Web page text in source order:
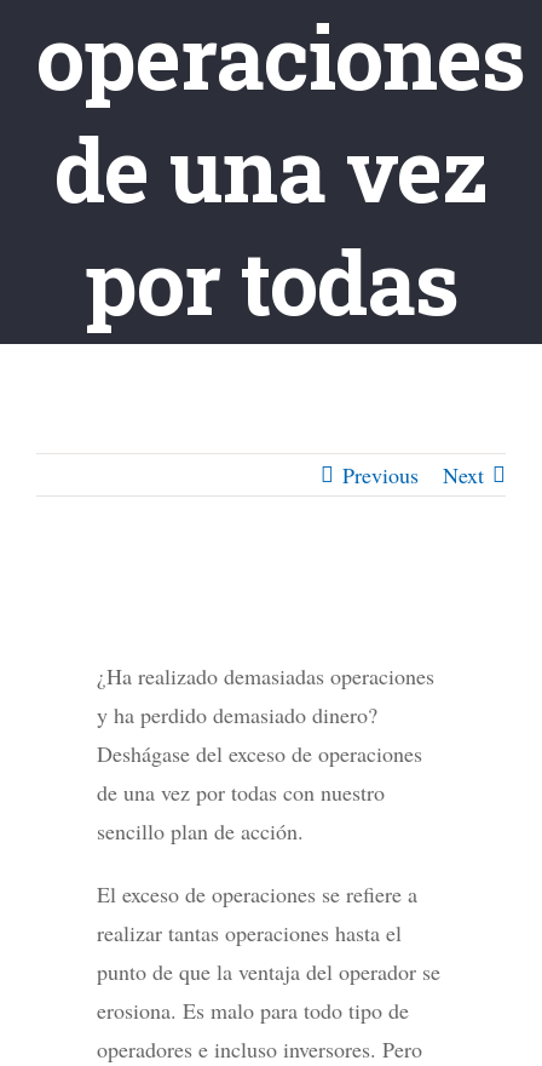
operaciones
de una vez
por todas
Previous Next
¿Ha realizado demasiadas operaciones
y ha perdido demasiado dinero?
Deshágase del exceso de operaciones
de una vez por todas con nuestro
sencillo plan de acción.
El exceso de operaciones se refiere a
realizar tantas operaciones hasta el
punto de que la ventaja del operador se
erosiona. Es malo para todo tipo de
operadores e incluso inversores. Pero